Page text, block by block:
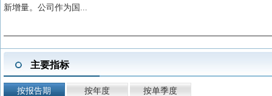
新增量。公司作为国...
主要指标
按报告期 按年度
按单季度